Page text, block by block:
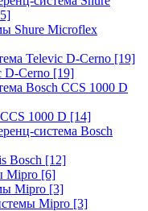
Shure Microflex
Televic D-Cerno [19]
D-Cerno [19]
Bosch CCS 1000 D
1000 D [14]
система Bosch
Bosch [12]
Mipro [6]
Mipro [3]
Mipro [3]